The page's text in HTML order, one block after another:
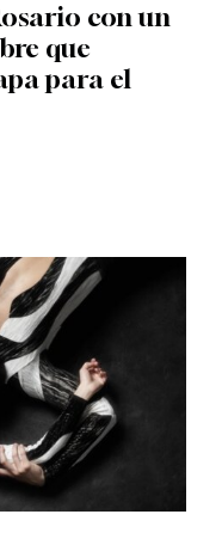
con un
que
para el